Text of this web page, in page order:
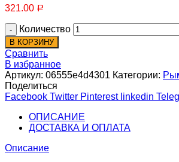
Радиаторы
Испарители
321.00 Р
Количество
В КОРЗИНУ
Сравнить
В избранное
Артикул: 06555e4d4301 Категории:
Поделиться
Facebook Twitter Pinterest linkedin
ОПИСАНИЕ
ДОСТАВКА И ОПЛАТА
Описание